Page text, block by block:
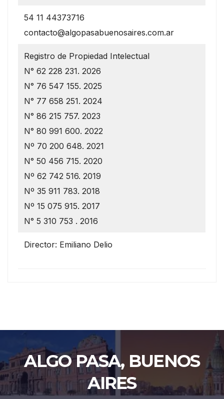
54 11 44373716
contacto@algopasabuenosaires.com.ar
Registro de Propiedad Intelectual
N° 62 228 231. 2026
N° 76 547 155. 2025
N° 77 658 251. 2024
N° 86 215 757. 2023
N° 80 991 600. 2022
Nº 70 200 648. 2021
N° 50 456 715. 2020
Nº 62 742 516. 2019
Nº 35 911 783. 2018
Nº 15 075 915. 2017
N° 5 310 753 . 2016
Director: Emiliano Delio
ALGO PASA, BUENOS
AIRES